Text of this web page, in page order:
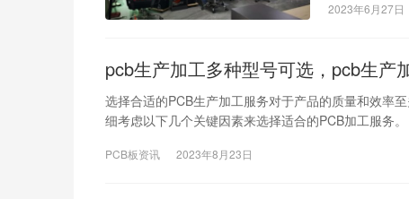
2023年6月27日
pcb生产加工多种型号可选，pcb生产
选择合适的PCB生产加工服务对于产品的质量和效率
细考虑以下几个关键因素来选择适合的PCB加工服务
PCB板资讯 2023年8月23日